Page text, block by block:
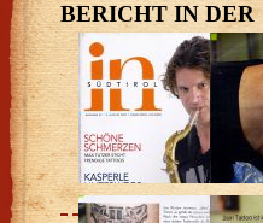
BERICHT IN